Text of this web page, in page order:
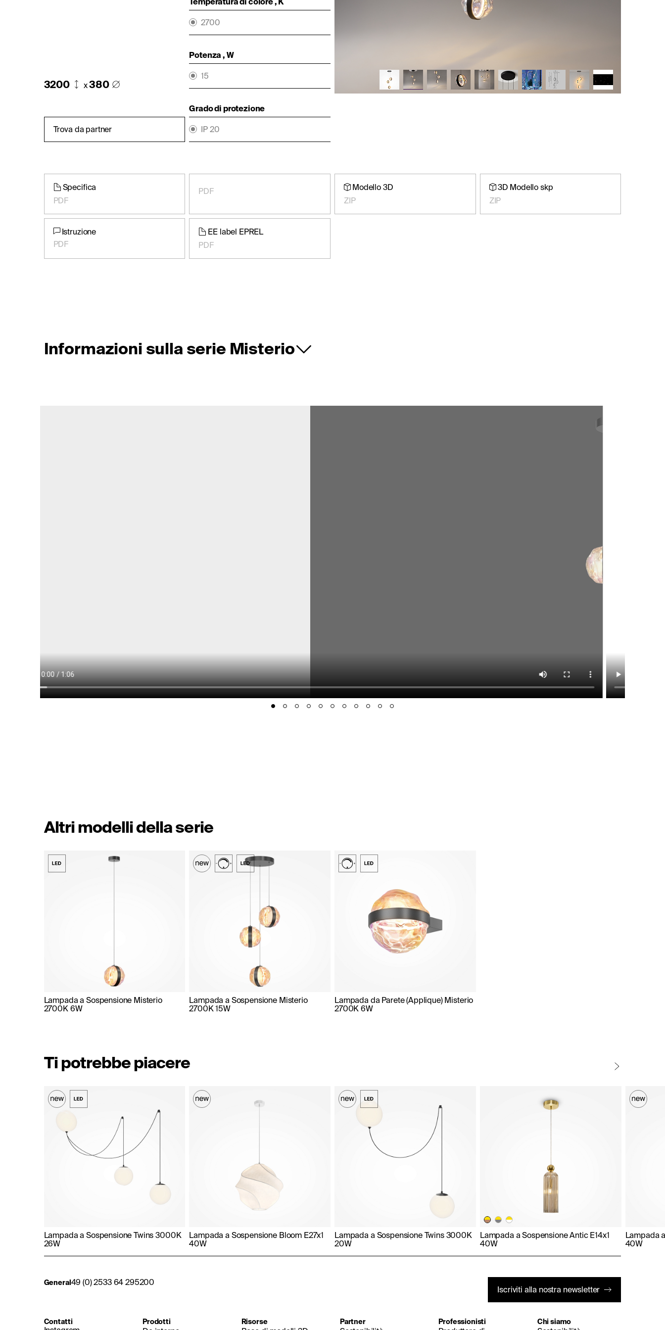
3200 x380
Trova da partner
2700
Potenza , W
15
Grado di protezione
IP 20
Specifica
PDF
PDF
Modello 3D
ZIP
3D Modello skp
ZIP
Istruzione
PDF
EE label EPREL
PDF
Informazioni sulla serie Misterio
Altri modelli della serie
Lampada a Sospensione Misterio
2700K 6W
Lampada a Sospensione Misterio
2700K 15W
Lampada da Parete (Applique) Misterio
2700K 6W
Ti potrebbe piacere
Lampada a Sospensione Twins 3000K
26W
Lampada a Sospensione Bloom E27x1
40W
Lampada a Sospensione Twins 3000K
20W
Lampada a Sospensione Antic E14x1
40W
Lampada
40W
General 49 (0) 2533 64 295200
Iscriviti alla nostra newsletter
Contatti Prodotti Risorse Partner Professionisti Chi siamo